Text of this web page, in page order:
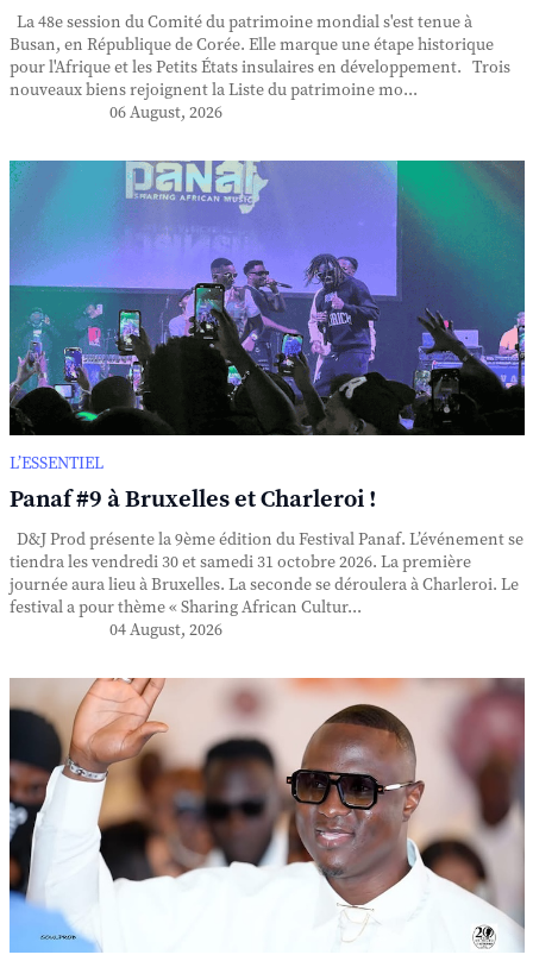
La 48e session du Comité du patrimoine mondial s'est tenue à
Busan, en République de Corée. Elle marque une étape historique
pour l'Afrique et les Petits États insulaires en développement. Trois
nouveaux biens rejoignent la Liste du patrimoine mo...
06 August, 2026
L’ESSENTIEL
Panaf #9 à Bruxelles et Charleroi !
D&J Prod présente la 9ème édition du Festival Panaf. L’événement se
tiendra les vendredi 30 et samedi 31 octobre 2026. La première
journée aura lieu à Bruxelles. La seconde se déroulera à Charleroi. Le
festival a pour thème « Sharing African Cultur...
04 August, 2026